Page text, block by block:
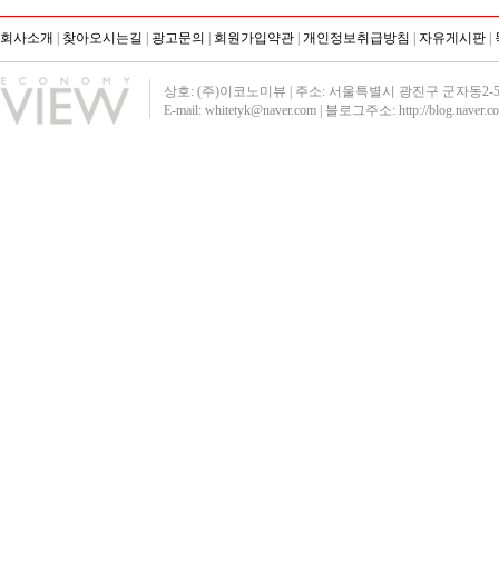
회사소개 찾아오시는길 광고문의 회원가입약관 개인정보취급방침 자유게시판
상호: (주)이코노미뷰 | 주소: 서울특별시 광진구 군자동2-
E-mail: whitetyk@naver.com | 블로그주소: http://